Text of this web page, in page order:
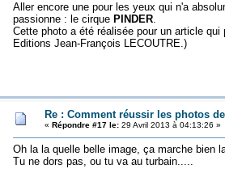
Aller encore une pour les yeux qui n'a
passionne : le cirque PINDER.
Cette photo a été réalisée pour un article
Editions Jean-François LECOUTRE.)
Re : Comment réussir les photos
« Répondre #17 le:29 Avril 2013 à 04:13:26 »
Oh la la quelle belle image, ça marche bien
Tu ne dors pas, ou tu va au turbain.....